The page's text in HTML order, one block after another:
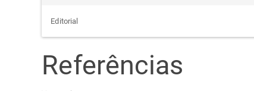
Editorial
Referências